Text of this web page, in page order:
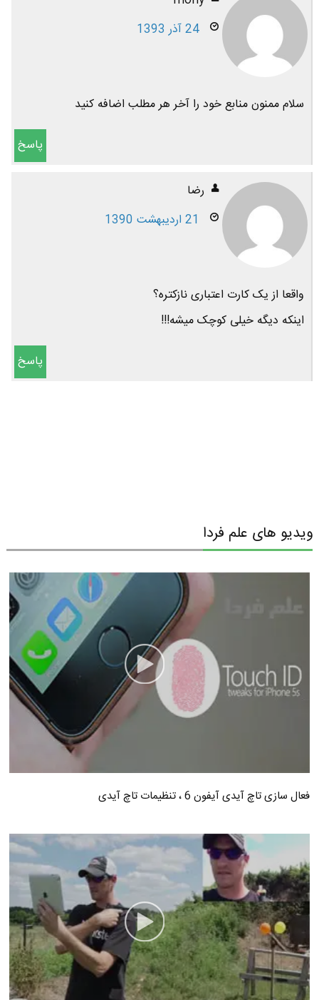
24 آذر 1393
سلام ممنون منابع خود را آخر هر مطلب اضافه کنید
پاسخ
رضا
21 اردیبهشت 1390
واقعا از یک کارت اعتباری نازکتره؟
اینکه دیگه خیلی کوچک میشه!!!
پاسخ
ویدیو های علم فردا
فعال سازی تاچ آیدی آیفون 6 ، تنظیمات تاچ آیدی